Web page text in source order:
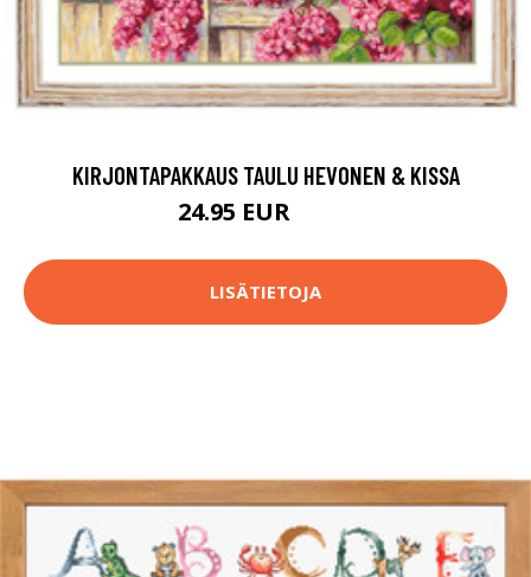
KIRJONTAPAKKAUS TAULU HEVONEN & KISSA
24.95 EUR
LISÄTIETOJA